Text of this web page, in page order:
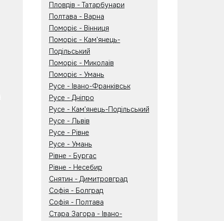
Пловдів - Татарбунари
Полтава - Варна
Поморіє - Вінниця
Поморіє - Кам'янець-
Подільський
Поморіє - Миколаїв
Поморіє - Умань
Русе - Івано-Франківськ
Русе - Дніпро
Русе - Кам'янець-Подільський
Русе - Львів
Русе - Рівне
Русе - Умань
Рівне - Бургас
Рівне - Несебир
Снятин - Димитровград
Софія - Болград
Софія - Полтава
Стара Загора - Івано-